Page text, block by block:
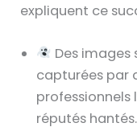
expliquent ce
Des images
capturées par
professionnels
réputés hantés.